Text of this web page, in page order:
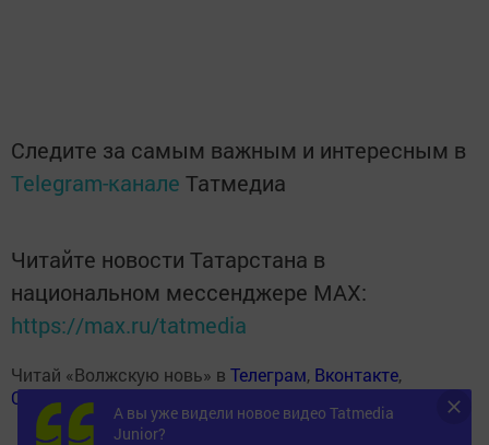
Следите за самым важным и интересным в
Telegram-канале Татмедиа
Читайте новости Татарстана в
национальном мессенджере MАХ:
https://max.ru/tatmedia
Читай «Волжскую новь» в Телеграм, Вконтакте,
Одноклассники
А вы уже видели новое видео Tatmedia
Junior?